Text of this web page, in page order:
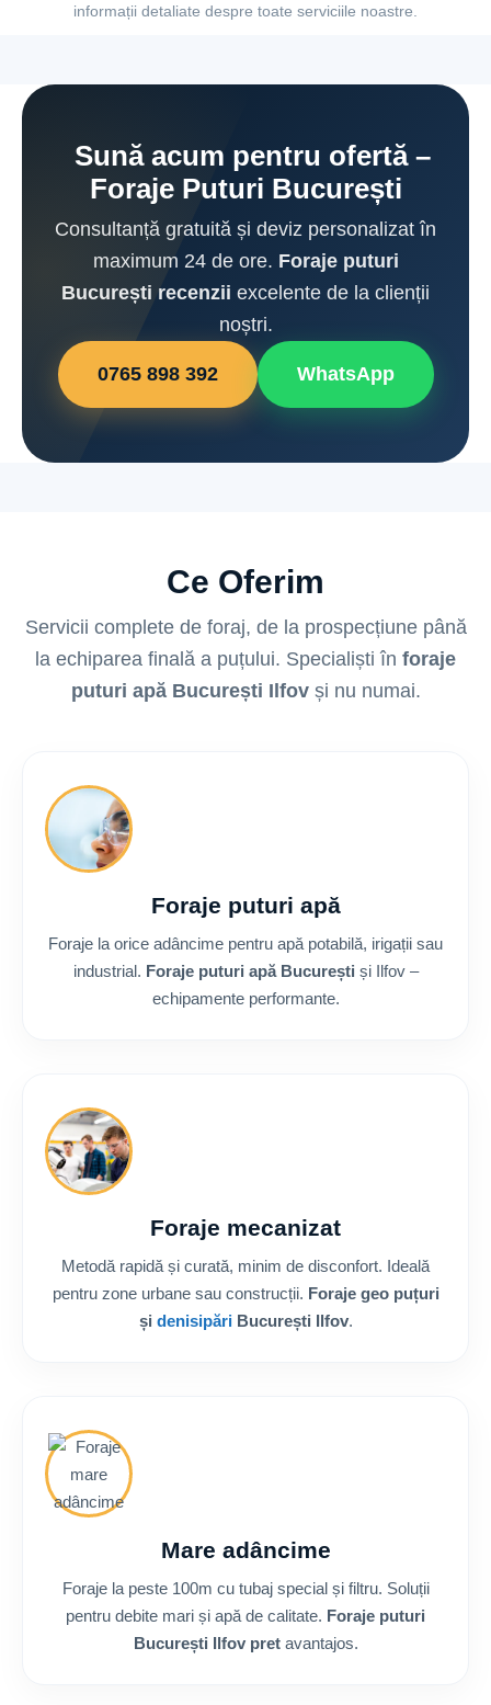
informații detaliate despre toate serviciile noastre.
Sună acum pentru ofertă –
Foraje Puturi București
Consultanță gratuită și deviz personalizat în
maximum 24 de ore. Foraje puturi
București recenzii excelente de la clienții
noștri.
0765 898 392 WhatsApp
Ce Oferim
Servicii complete de foraj, de la prospecțiune până
la echiparea finală a puțului. Specialiști în foraje
puturi apă București Ilfovși nu numai.
Foraje puturi apă
Foraje la orice adâncime pentru apă potabilă, irigații sau
industrial. Foraje puturi apă București și Ilfov –
echipamente performante.
Foraje mecanizat
Metodă rapidă și curată, minim de disconfort. Ideală
pentru zone urbane sau construcții. Foraje geo puțuri
și denisipăriBucurești Ilfov.
Mare adâncime
Foraje la peste 100m cu tubaj special și filtru. Soluții
pentru debite mari și apă de calitate. Foraje puturi
București Ilfov pretavantajos.